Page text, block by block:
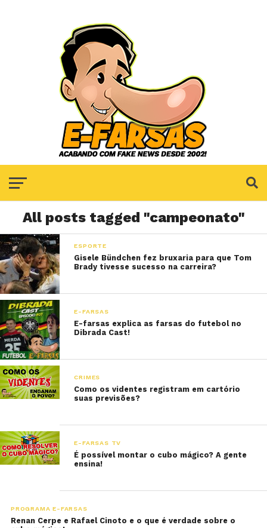
All posts tagged "campeonato"
ESPORTE
Gisele Bündchen fez bruxaria para que Tom
Brady tivesse sucesso na carreira?
E-FARSAS
E-farsas explica as farsas do futebol no
Dibrada Cast!
CRIMES
Como os videntes registram em cartório
suas previsões?
E-FARSAS TV
É possível montar o cubo mágico? A gente
ensina!
PROGRAMA E-FARSAS
Renan Cerpe e Rafael Cinoto e o que é verdade sobre o